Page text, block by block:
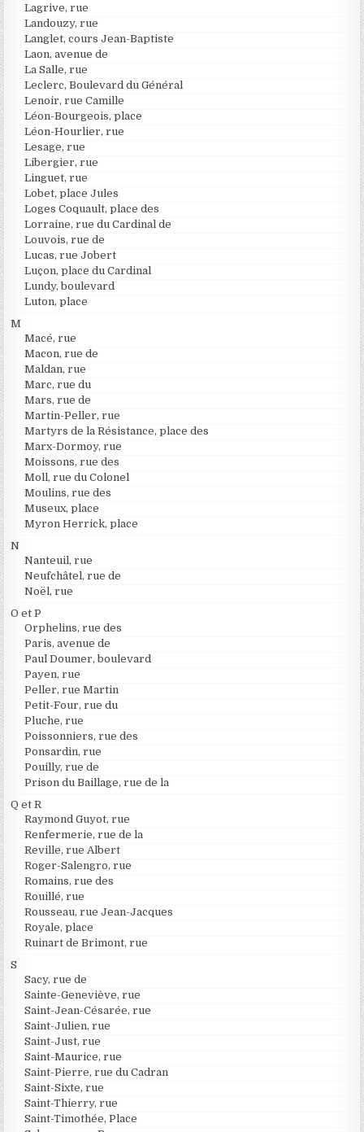
Lagrive, rue
Landouzy, rue
Langlet, cours Jean-Baptiste
Laon, avenue de
La Salle, rue
Leclerc, Boulevard du Général
Lenoir, rue Camille
Léon-Bourgeois, place
Léon-Hourlier, rue
Lesage, rue
Libergier, rue
Linguet, rue
Lobet, place Jules
Loges Coquault, place des
Lorraine, rue du Cardinal de
Louvois, rue de
Lucas, rue Jobert
Luçon, place du Cardinal
Lundy, boulevard
Luton, place
M
Macé, rue
Macon, rue de
Maldan, rue
Marc, rue du
Mars, rue de
Martin-Peller, rue
Martyrs de la Résistance, place des
Marx-Dormoy, rue
Moissons, rue des
Moll, rue du Colonel
Moulins, rue des
Museux, place
Myron Herrick, place
N
Nanteuil, rue
Neufchâtel, rue de
Noël, rue
O et P
Orphelins, rue des
Paris, avenue de
Paul Doumer, boulevard
Payen, rue
Peller, rue Martin
Petit-Four, rue du
Pluche, rue
Poissonniers, rue des
Ponsardin, rue
Pouilly, rue de
Prison du Baillage, rue de la
Q et R
Raymond Guyot, rue
Renfermerie, rue de la
Reville, rue Albert
Roger-Salengro, rue
Romains, rue des
Rouillé, rue
Rousseau, rue Jean-Jacques
Royale, place
Ruinart de Brimont, rue
S
Sacy, rue de
Sainte-Geneviève, rue
Saint-Jean-Césarée, rue
Saint-Julien, rue
Saint-Just, rue
Saint-Maurice, rue
Saint-Pierre, rue du Cadran
Saint-Sixte, rue
Saint-Thierry, rue
Saint-Timothée, Place